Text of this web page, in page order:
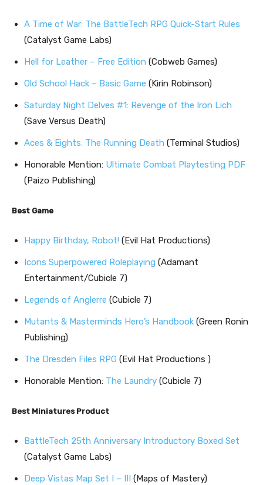
A Time of War: The BattleTech RPG Quick-Start Rules
(Catalyst Game Labs)
Hell for Leather – Free Edition (Cobweb Games)
Old School Hack – Basic Game (Kirin Robinson)
Saturday Night Delves #1: Revenge of the Iron Lich
(Save Versus Death)
Aces & Eights: The Running Death (Terminal Studios)
Honorable Mention: Ultimate Combat Playtesting PDF
(Paizo Publishing)
Best Game
Happy Birthday, Robot! (Evil Hat Productions)
Icons Superpowered Roleplaying (Adamant
Entertainment/Cubicle 7)
Legends of Anglerre (Cubicle 7)
Mutants & Masterminds Hero’s Handbook (Green Ronin
Publishing)
The Dresden Files RPG (Evil Hat Productions )
Honorable Mention: The Laundry (Cubicle 7)
Best Miniatures Product
BattleTech 25th Anniversary Introductory Boxed Set
(Catalyst Game Labs)
Deep Vistas Map Set I – III (Maps of Mastery)